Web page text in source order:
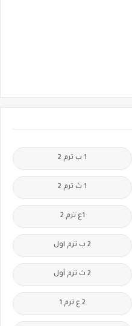
1 ب ترم 2
1 ث ترم 2
1ع ترم 2
2 ب ترم اول
2 ث ترم أول
2 ع ترم 1